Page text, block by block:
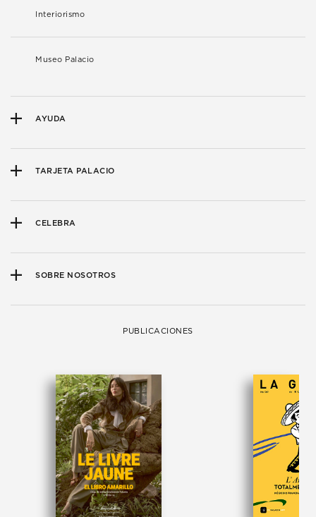
Interiorismo
Museo Palacio
AYUDA
TARJETA PALACIO
CELEBRA
SOBRE NOSOTROS
PUBLICACIONES